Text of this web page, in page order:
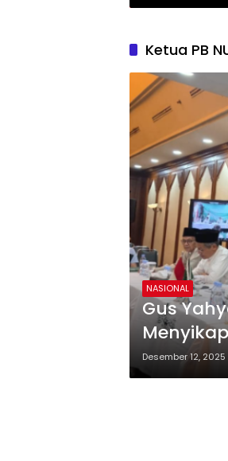
Ketua PB
NASIONAL
Gus
Desember 12, 2025